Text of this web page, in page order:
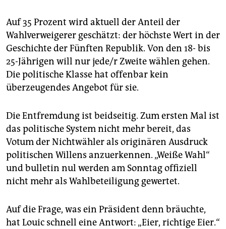
Auf 35 Prozent wird aktuell der Anteil der
Wahlverweigerer geschätzt: der höchste Wert in der
Geschichte der Fünften Republik. Von den 18- bis
25-Jährigen will nur jede/r Zweite wählen gehen.
Die politische Klasse hat offenbar kein
überzeugendes Angebot für sie.
Die Entfremdung ist beidseitig. Zum ersten Mal ist
das politische System nicht mehr bereit, das
Votum der Nichtwähler als originären Ausdruck
politischen Willens anzuerkennen. „Weiße Wahl“
und bulletin nul werden am Sonntag offiziell
nicht mehr als Wahlbeteiligung gewertet.
Auf die Frage, was ein Präsident denn bräuchte,
hat Louic schnell eine Antwort: „Eier, richtige Eier.“